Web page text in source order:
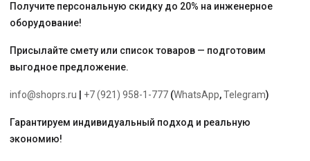
длина
10
красная
Получите персональную скидку до 20% на инженерное
оборудование!
Присылайте смету или список товаров — подготовим
выгодное предложение.
info@shoprs.ru +7 (921) 958-1-777 (WhatsApp,Telegram)
Гарантируем индивидуальный подход и реальную
экономию!